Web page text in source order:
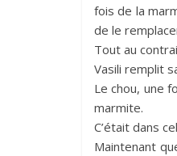
fois de la
de le
Tout au
Vasili remplit
Le chou, une
marmite.
C’était dans
Maintenant